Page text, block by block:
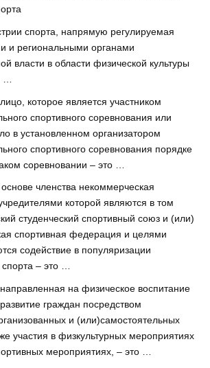
спорта, напрямую регулируемая
и региональными органами
власти в области физической культуры
…
которое является участником
спортивного соревнования или
в установленном организатором
спортивного соревнования порядке
соревновании – это …
членства некоммерческая
которой являются в том
студенческий спортивный союз и (или)
спортивная федерация и целями
содействие в популяризации
спорта – это …
на физическое воспитание
граждан посредством
и (или)самостоятельных
участия в физкультурных мероприятиях
мероприятиях, – это …